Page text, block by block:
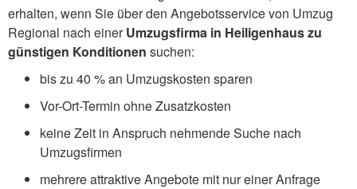
erhalten, wenn Sie über den Angebotsservice von Umzug
Regional nach einerUmzugsfirma in Heiligenhaus zu
günstigen Konditionen suchen:
bis zu 40 % an Umzugskosten sparen
Vor-Ort-Termin ohne Zusatzkosten
keine Zeit in Anspruch nehmende Suche nach
Umzugsfirmen
mehrere attraktive Angebote mit nur einer Anfrage